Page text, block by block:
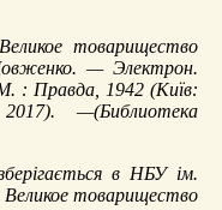
Великое товарищество
— Электрон.
: Правда, 1942 (Київ:
—(Библиотека
в НБУ ім.
товарищество